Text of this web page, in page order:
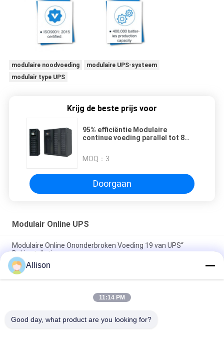
modulaire noodvoeding
modulaire UPS-systeem
modulair type UPS
Krijg de beste prijs voor
95% efficiëntie Modulaire
continue voeding parallel tot 8
MOQ： 3
Doorgaan
Modulair Online UPS
Modulaire Online Ononderbroken Voeding 19 van UPS“
Rekinstallatie
Hoge Frequentie Modulair Online UPS, Drie Fasen Modulaire
Noodvoeding
LCD Hoge Prestaties van Vertonings de Modulaire Online UPS
Allison
11:14 PM
Good day, what product are you looking for?